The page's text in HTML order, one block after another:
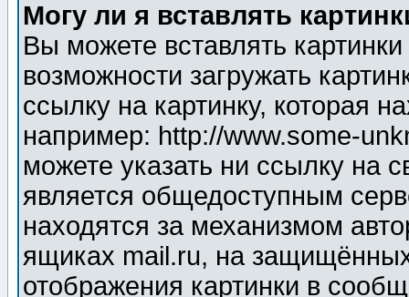
Могу ли я вставлять
Вы можете вставлять
возможности загружать
ссылку на картинку, которая
например: http://www.some-
можете указать ни ссылку на
является общедоступным
находятся за механизмом
ящиках mail.ru, на
отображения картинки в